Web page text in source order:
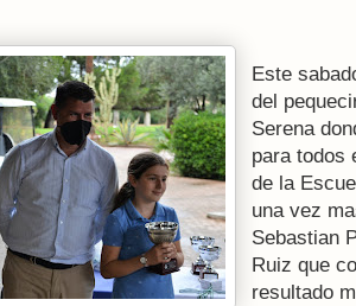
Este
del
Serena
para todos
de la
una vez
Sebastian
Ruiz que
resultado